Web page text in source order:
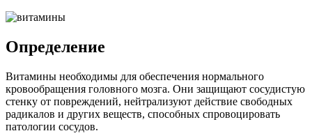
Определение
Витамины необходимы для обеспечения нормального
кровообращения головного мозга. Они защищают сосудистую
стенку от повреждений, нейтрализуют действие свободных
радикалов и других веществ, способных спровоцировать
патологии сосудов.